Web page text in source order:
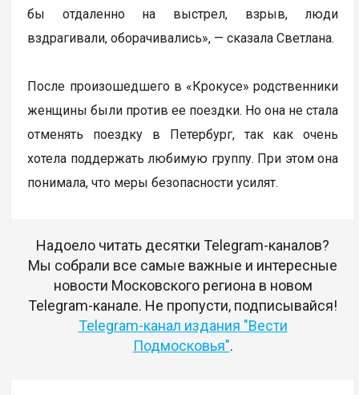
бы отдаленно на выстрел, взрыв, люди
вздрагивали, оборачивались», — сказала Светлана.
После произошедшего в «Крокусе» родственники
женщины были против ее поездки. Но она не стала
отменять поездку в Петербург, так как очень
хотела поддержать любимую группу. При этом она
понимала, что меры безопасности усилят.
Надоело читать десятки Telegram-каналов?
Мы собрали все самые важные и интересные
новости Московского региона в новом
Telegram-канале. Не пропусти, подписывайся!
Telegram-канал издания "Вести
Подмосковья".